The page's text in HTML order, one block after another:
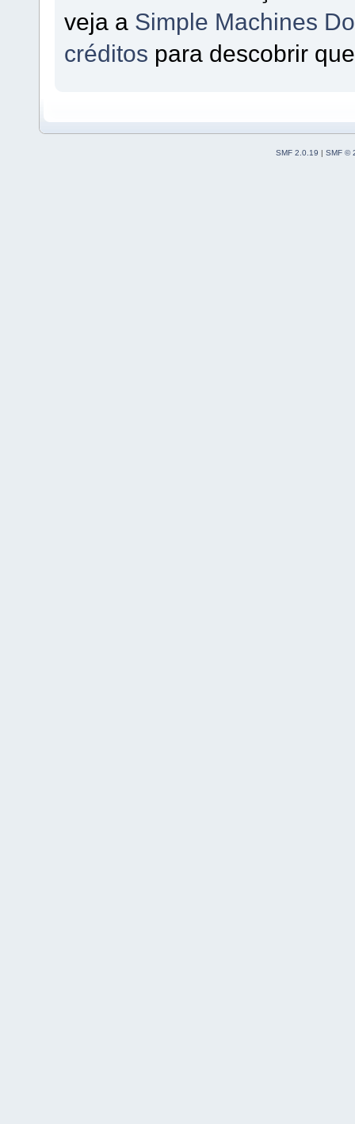
veja a Simple Machines
créditos para descobrir
SMF 2.0.19 | SMF ©